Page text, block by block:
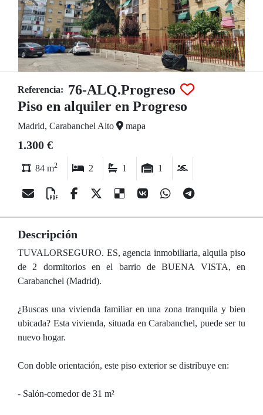
Referencia: 76-ALQ.Progreso
Piso en alquiler en Progreso
Madrid, Carabanchel Alto mapa
1.300 €
84 m2 2 1 1
Descripción
TUVALORSEGURO. ES, agencia inmobiliaria, alquila piso
de 2 dormitorios en el barrio de BUENA VISTA, en
Carabanchel (Madrid).
¿Buscas una vivienda familiar en una zona tranquila y bien
ubicada? Esta vivienda, situada en Carabanchel, puede ser tu
nuevo hogar.
Con doble orientación, este piso exterior se distribuye en:
- Salón-comedor de 31 m²